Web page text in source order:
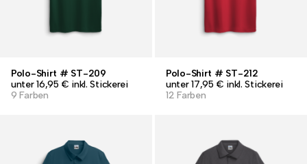
Polo-Shirt # ST-209
unter 16,95 € inkl. Stickerei
9 Farben
Polo-Shirt # ST-212
unter 17,95 € inkl. Stickerei
12 Farben